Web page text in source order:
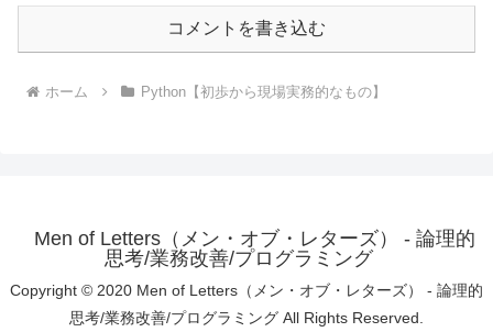
コメントを書き込む
ホーム Python【初歩から現場実務的なもの】
Men of Letters（メン・オブ・レターズ） - 論理的
思考/業務改善/プログラミング
Copyright © 2020 Men of Letters（メン・オブ・レターズ） - 論理的
思考/業務改善/プログラミング All Rights Reserved.